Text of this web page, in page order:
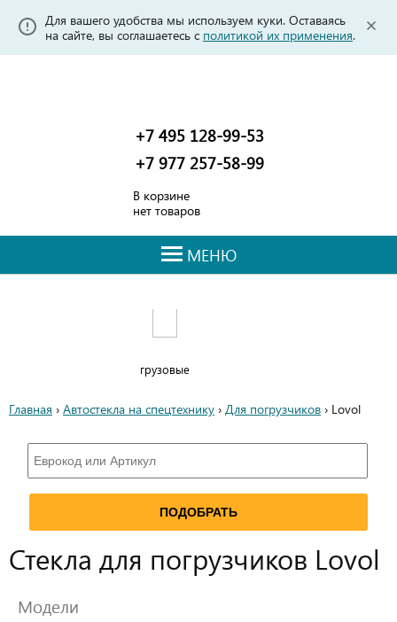
Для вашего удобства мы используем куки. Оставаясь
на сайте, вы соглашаетесь с политикой их применения.
+7 495 128-99-53
+7 977 257-58-99
В корзине
нет товаров
МЕНЮ
грузовые
Главная › Автостекла на спецтехнику › Для погрузчиков › Lovol
Стекла для погрузчиков Lovol
Модели